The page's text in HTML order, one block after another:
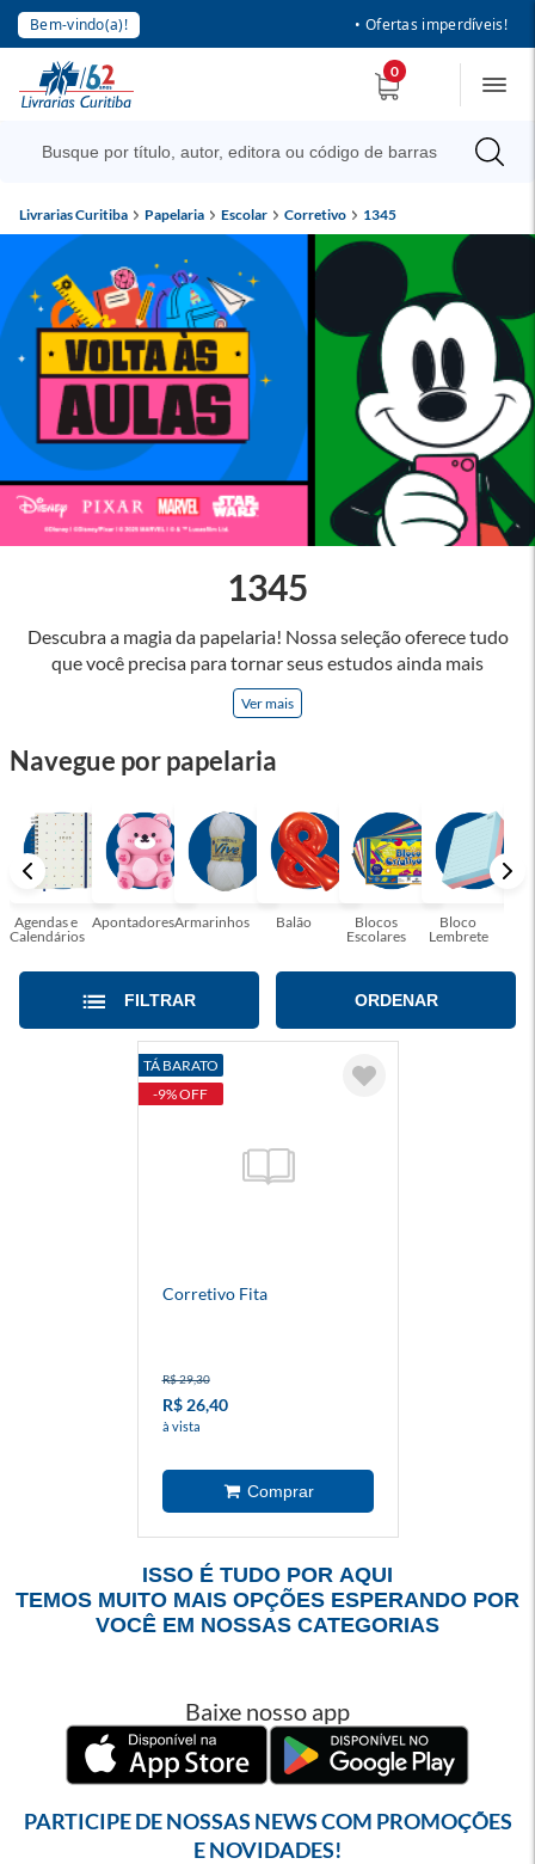
Bem-vindo(a)! • Ofertas imperdíveis!
0
Livrarias Curitiba Papelaria Escolar Corretivo 1345
Descubra a magia da papelaria! Nossa seleção oferece tudo
que você precisa para tornar seus estudos ainda mais
inspiradores e produtos que tornarão sua rotina profissional
mais eficiente e agradável. Abrace a arte de escrever,
cores, ideias e possibilidades. Tenha certeza, temos a
encantadora! Seja para estudantes em busca do material
perfeito para suas aulas, profissionais que buscam organizar
seus escritórios, temos tudo que você precisa!
Ver mais
1345
Navegue por papelaria
Agendas e
Calendários
ApontadoresArmarinhos Balão
Blocos
Escolares
Bloco
Lembrete
FILTRAR ORDENAR
TÁ BARATO
-9% OFF
Corretivo Fita
R$ 29,30
R$ 26,40
à vista
ISSO É TUDO POR AQUI
TEMOS MUITO MAIS OPÇÕES ESPERANDO POR
VOCÊ EM NOSSAS CATEGORIAS
Baixe nosso app
PARTICIPE DE NOSSAS NEWS COM PROMOÇÕES
E NOVIDADES!